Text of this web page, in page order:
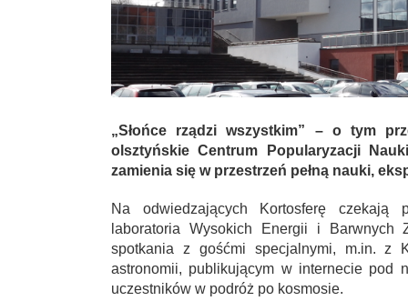
„Słońce rządzi wszystkim” – o tym
olsztyńskie Centrum Popularyzacji
zamienia się w przestrzeń pełną nauki,
Na odwiedzających Kortosferę czekają
laboratoria Wysokich Energii i
spotkania z gośćmi specjalnymi, m.in. z
astronomii, publikującym w internecie pod
uczestników w podróż po kosmosie.